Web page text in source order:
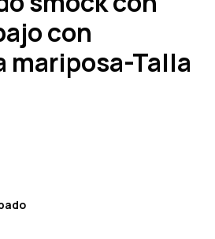
con
mariposa-Talla